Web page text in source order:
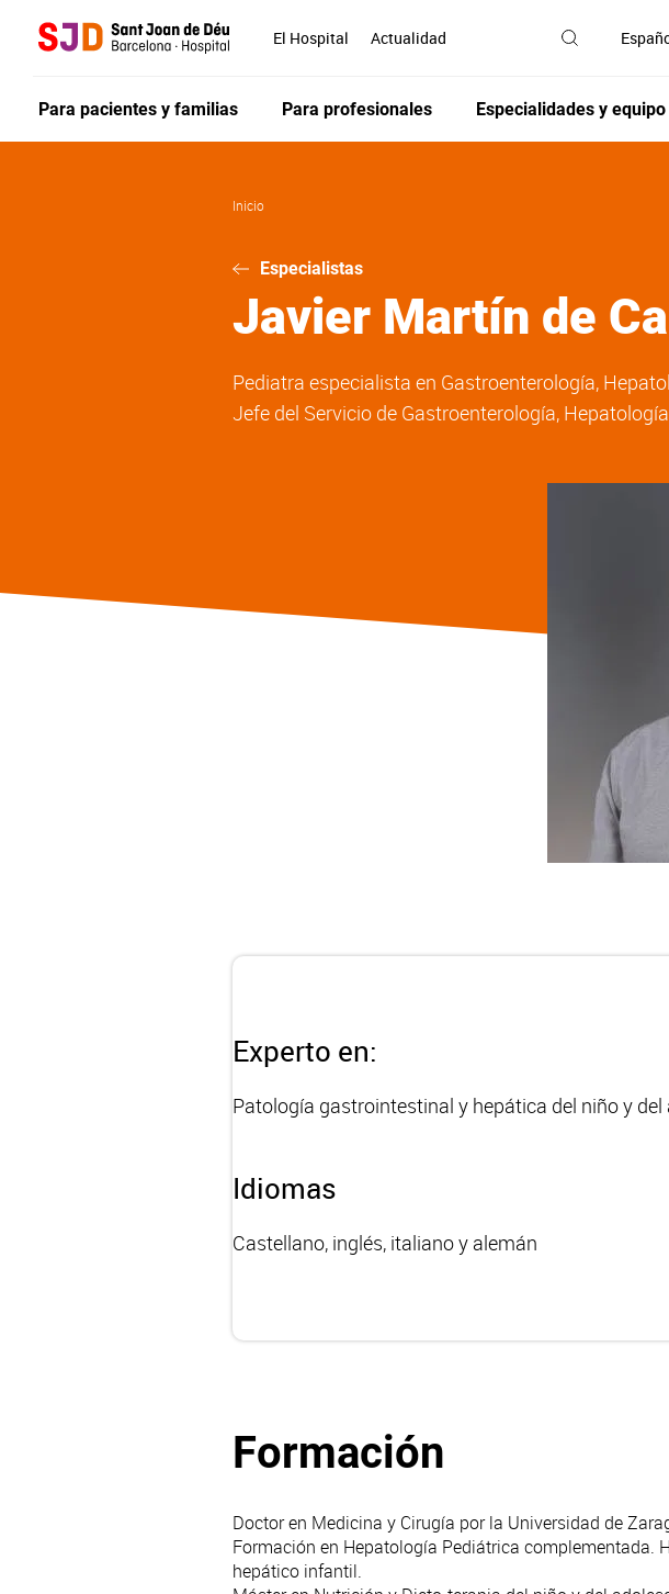
El Hospital Actualidad
Para pacientes y familias Para profesionales Especialidades y equipo
Inicio
Especialistas
Javier Martín de
Pediatra especialista en Gastroenterología,
Jefe del Servicio de Gastroenterología,
Experto en:
Patología gastrointestinal y hepática del niño y
Idiomas
Castellano, inglés, italiano y alemán
Formación
Doctor en Medicina y Cirugía por la Universidad de
Formación en Hepatología Pediátrica complementada.
hepático infantil.